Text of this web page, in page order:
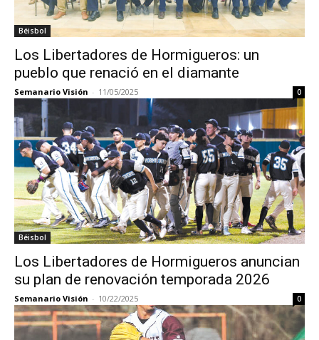
Béisbol
Los Libertadores de Hormigueros: un
pueblo que renació en el diamante
Semanario Visión - 11/05/2025 0
Béisbol
Los Libertadores de Hormigueros anuncian
su plan de renovación temporada 2026
Semanario Visión - 10/22/2025 0